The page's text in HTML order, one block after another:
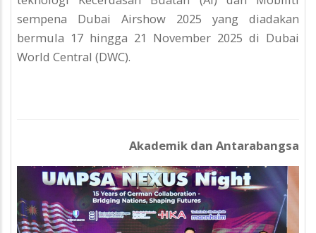
sempena Dubai Airshow 2025 yang diadakan
bermula 17 hingga 21 November 2025 di Dubai
World Central (DWC).
Akademik dan Antarabangsa